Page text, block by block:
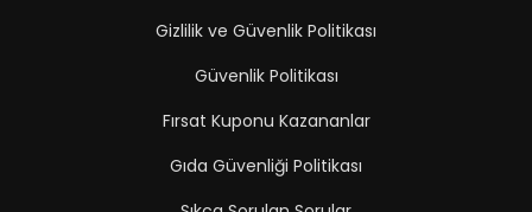
Gizlilik ve Güvenlik Politikası
Güvenlik Politikası
Fırsat Kuponu Kazananlar
Gıda Güvenliği Politikası